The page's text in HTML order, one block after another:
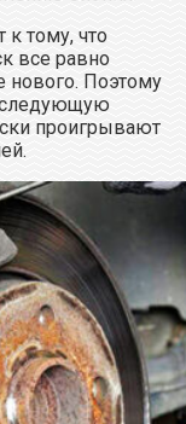
к тому, что
все равно
нового. Поэтому
проигрывают